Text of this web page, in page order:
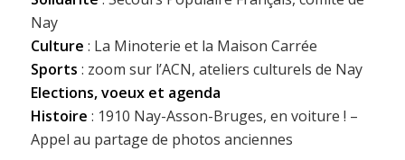
Nay
Culture : La Minoterie et la Maison Carrée
Sports : zoom sur l’ACN, ateliers culturels de Nay
Elections, voeux et agenda
Histoire : 1910 Nay-Asson-Bruges, en voiture ! –
Appel au partage de photos anciennes